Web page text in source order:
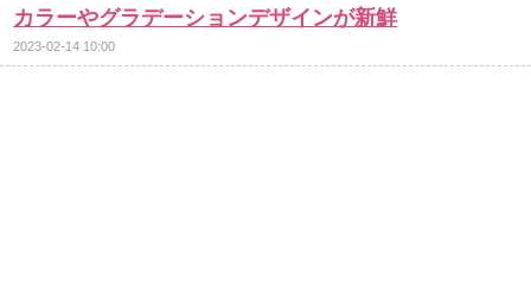
カラーやグラデーションデザインが新鮮
2023-02-14 10:00